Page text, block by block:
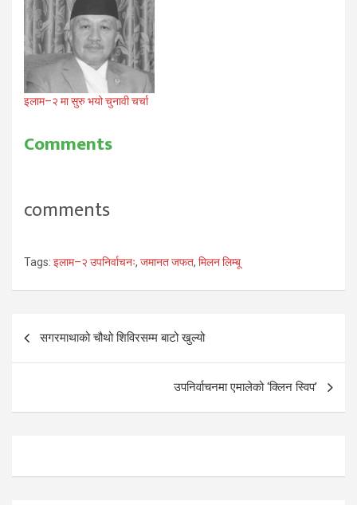
इलाम–२ मा सुरु भयो चुनावी चर्चा
Comments
comments
Tags: इलाम–२ उपनिर्वाचनः, जमानत जफत, मिलन लिम्बू
Post
navigation
सगरमाथाको चौथो शिविरसम्म बाटो खुल्यो
उपनिर्वाचनमा एमालेको ‘क्लिन स्विप’